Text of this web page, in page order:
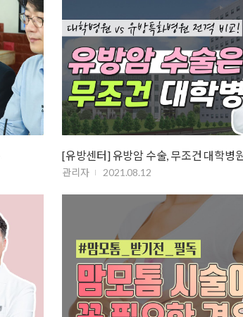
[유방센터] 유방암 수술, 무조건 대학병
관리자 2021.08.12